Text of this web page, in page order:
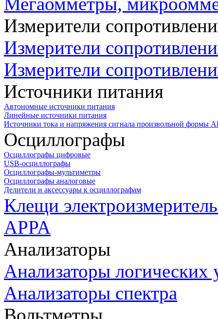
Измерители
Измерители
Измерители
Источники питания
Автономные источники питания
Линейные источники питания
Источники тока и напряжения сигнала произвольной формы
Осциллографы
Осциллографы цифровые
USB-осциллографы
Осциллографы-мультиметры
Осциллографы аналоговые
Делители и аксессуары к осциллографам
Клещи
APPA
Анализаторы
Анализаторы логических
Анализаторы спектра